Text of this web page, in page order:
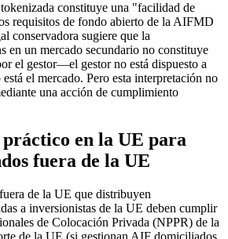
constituye una "facilidad de
requisitos de fondo abierto de la AIFMD
conservadora sugiere que la
en un mercado secundario no constituye
el gestor—el gestor no está dispuesto a
el mercado. Pero esta interpretación no
una acción de cumplimiento
en la UE para
fuera de la UE
de la UE que distribuyen
a inversionistas de la UE deben cumplir
de Colocación Privada (NPPR) de la
de la UE (si gestionan AIF domiciliados